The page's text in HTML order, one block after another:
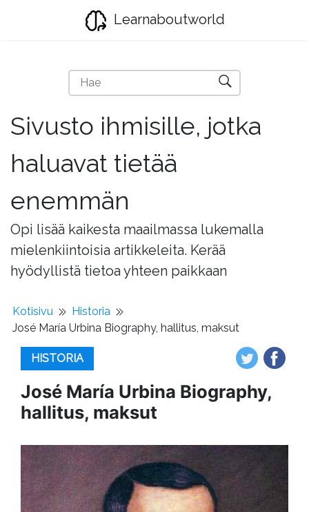
Learnaboutworld
Sivusto ihmisille, jotka
haluavat tietää
enemmän
Opi lisää kaikesta maailmassa lukemalla
mielenkiintoisia artikkeleita. Kerää
hyödyllistä tietoa yhteen paikkaan
Kotisivu
Historia
José María Urbina Biography, hallitus, maksut
HISTORIA
José María Urbina Biography,
hallitus, maksut